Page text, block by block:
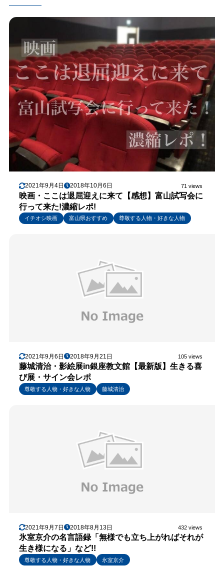
2021年9月4日 2018年10月6日 71 views
映画・ここは退屈迎えに来て【感想】富山試写会に
行って来た!濃縮レポ!
イチオシ映画 富山県おすすめ 尊敬する人物・好きな人物
2021年9月6日 2018年9月21日 105 views
藤城清治・影絵展in銀座教文館【最新版】生きる喜
び展・サイン会レポ
尊敬する人物・好きな人物 藤城清治
2021年9月7日 2018年8月13日 432 views
氷室京介の名言語録「無様でも立ち上がればそれが
生き様になる」など!!
尊敬する人物・好きな人物 氷室京介